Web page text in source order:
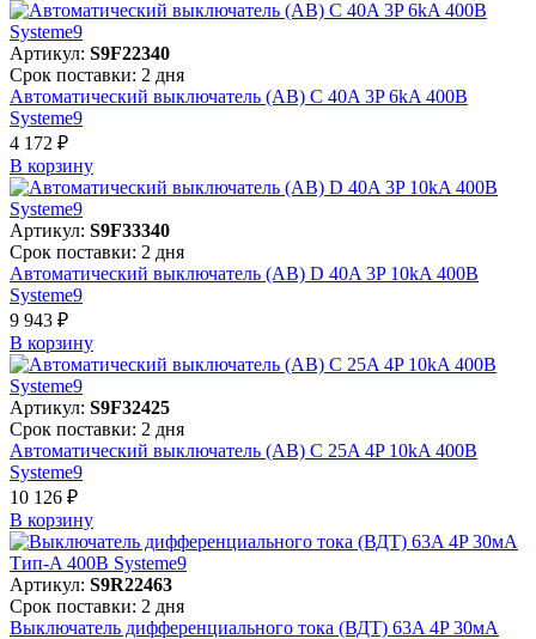
Артикул: S9F22340
Срок поставки: 2 дня
Автоматический выключатель (АВ) C 40A 3P 6kA 400В
Systeme9
4 172 ₽
В корзинy
Артикул: S9F33340
Срок поставки: 2 дня
Автоматический выключатель (АВ) D 40A 3P 10kA 400В
Systeme9
9 943 ₽
В корзинy
Артикул: S9F32425
Срок поставки: 2 дня
Автоматический выключатель (АВ) C 25A 4P 10kA 400В
Systeme9
10 126 ₽
В корзинy
Артикул: S9R22463
Срок поставки: 2 дня
Выключатель дифференциального тока (ВДТ) 63A 4P 30мА